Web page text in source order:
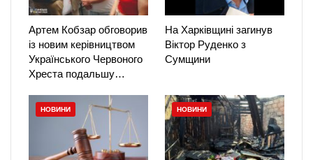
Артем Кобзар обговорив
із новим керівництвом
Українського Червоного
Хреста подальшу…
На Харківщині загинув
Віктор Руденко з
Сумщини
НОВИНИ НОВИНИ